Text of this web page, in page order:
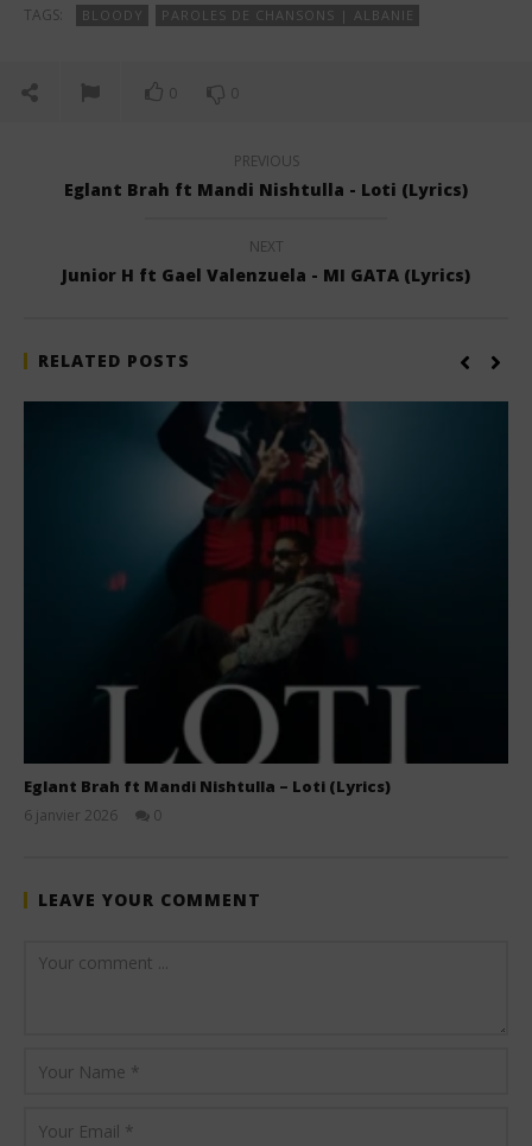
TAGS: BLOODY PAROLES DE CHANSONS | ALBANIE
0 0
PREVIOUS
Eglant Brah ft Mandi Nishtulla - Loti (Lyrics)
NEXT
Junior H ft Gael Valenzuela - MI GATA (Lyrics)
RELATED POSTS
Eglant Brah ft Mandi Nishtulla – Loti (Lyrics)
6 janvier 2026
0
LEAVE YOUR COMMENT